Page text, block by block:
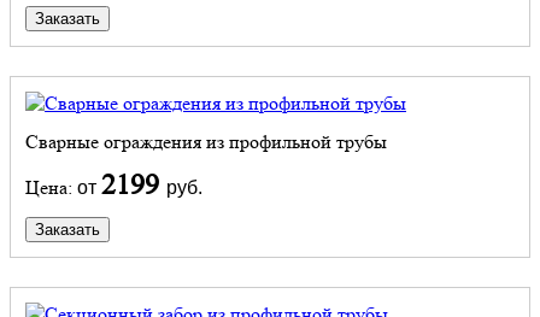
Заказать
Сварные ограждения из профильной трубы
Цена: от 2199 руб.
Заказать